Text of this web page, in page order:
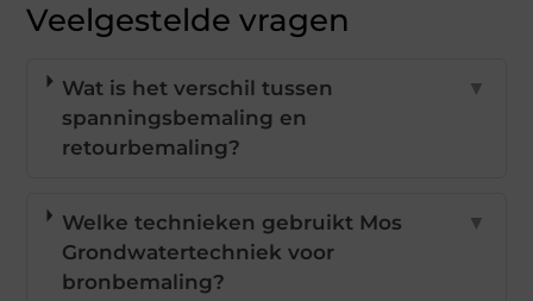
Veelgestelde vragen
Wat is het verschil tussen
spanningsbemaling en
retourbemaling?
▼
Welke technieken gebruikt Mos
Grondwatertechniek voor
bronbemaling?
▼